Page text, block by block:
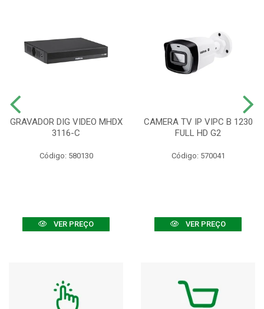
GRAVADOR DIG VIDEO MHDX
3116-C
Código: 580130
VER PREÇO
CAMERA TV IP VIPC B 1230
FULL HD G2
Código: 570041
VER PREÇO